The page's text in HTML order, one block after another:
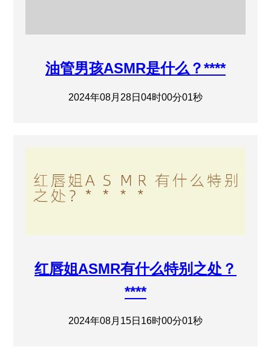
油管男孩ASMR是什么？****
2024年08月28日04时00分01秒
红唇姐ASMR有什么特别之处？
****
2024年08月15日16时00分01秒